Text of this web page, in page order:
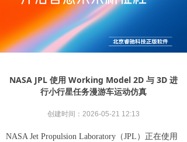
NASA JPL 使用 Working Model 2D 与 3D 进
行小行星任务漫游车运动仿真
NASA Jet Propulsion Laboratory（JPL）正在使用
创建时间： 2026-05-21 12:13